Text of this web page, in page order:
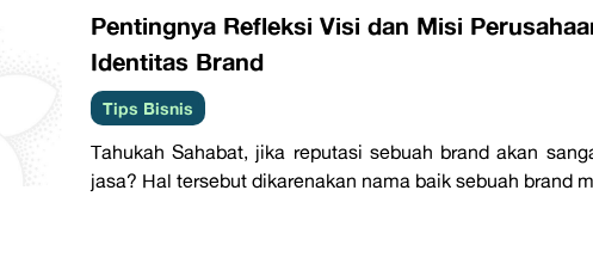
​Pentingnya Refleksi Visi dan Misi
Identitas Brand
Tips Bisnis
Tahukah Sahabat, jika reputasi sebuah brand akan
jasa? Hal tersebut dikarenakan nama baik sebuah brand